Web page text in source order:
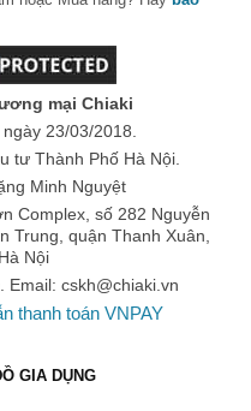
: Nếu có thắc mắc hoặc
ý kiến từ bác sĩ, dược sĩ
TPCN: Điều cần thiết nhất
đích sử dụng thực phẩm
từ đó lựa chọn sản phẩm
ưu hiệu quả cải thiện.
: Luôn tuân thủ đúng theo
về liệu lượng, cách sử
lành tính và hiệu quả tốt.
trọng khác là cần phải
phẩm đó trên thị trường
tiên mua TPCN tại đại lý
mại Chiaki
23/03/2018.
tư Thành Phố Hà Nội.
Minh Nguyệt
Complex, số 282 Nguyễn
Trung, quận Thanh Xuân,
Nội
Email: cskh@chiaki.vn
thanh toán VNPAY
GIA DỤNG